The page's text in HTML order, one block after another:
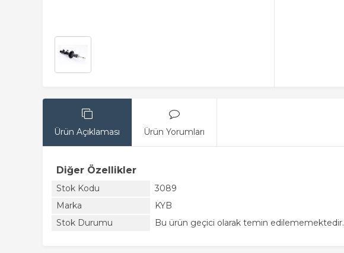
Ürün Açıklaması Ürün Yorumları
Diğer Özellikler
Stok Kodu
3089
Marka
KYB
Stok Durumu
Bu ürün geçici olarak temin edilememektedir.